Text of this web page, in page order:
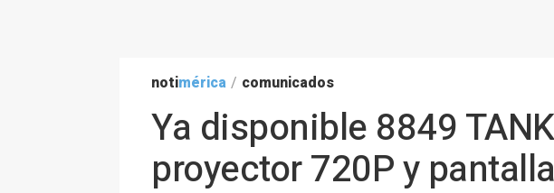
notimérica / comunicados
Ya disponible 8849
proyector 720P y